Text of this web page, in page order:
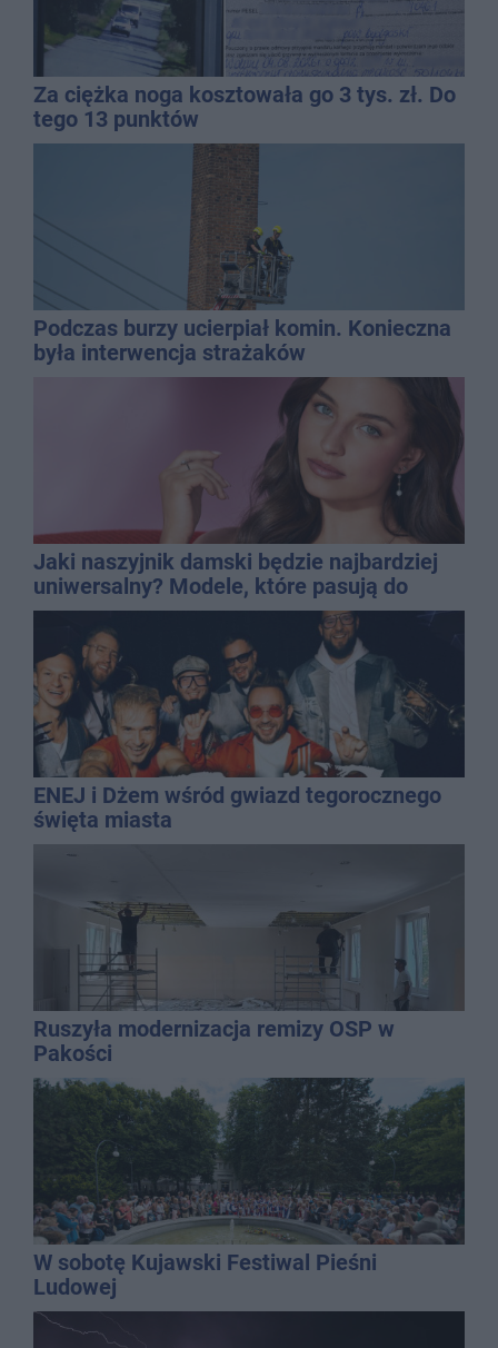
Za ciężka noga kosztowała go 3 tys. zł. Do
tego 13 punktów
Podczas burzy ucierpiał komin. Konieczna
była interwencja strażaków
Jaki naszyjnik damski będzie najbardziej
uniwersalny? Modele, które pasują do
wielu stylizacji
ENEJ i Dżem wśród gwiazd tegorocznego
święta miasta
Ruszyła modernizacja remizy OSP w
Pakości
W sobotę Kujawski Festiwal Pieśni
Ludowej